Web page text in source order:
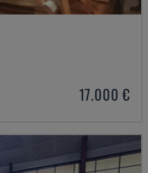
17.000 €